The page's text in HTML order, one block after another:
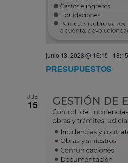
junio 13, 2023 @ 16:15 - 18:15
PRESUPUESTOS
JUE
15